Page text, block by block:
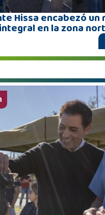
Hissa encabezó un
en la zona